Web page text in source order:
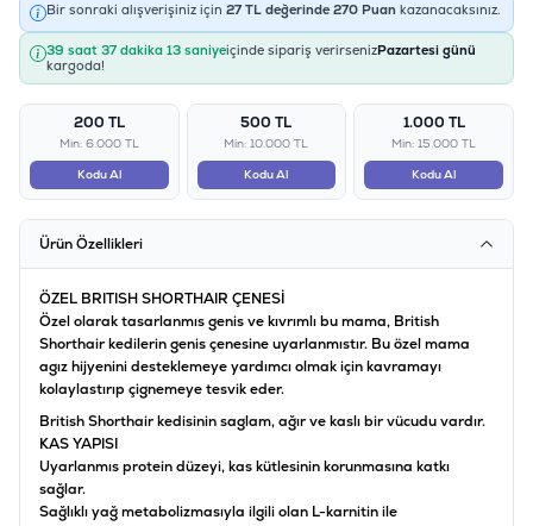
Bir sonraki alışverişiniz için 27TL değerinde 270 Puan kazanacaksınız.
39 saat 37 dakika 13 saniyeiçinde sipariş verirsenizPazartesi günü
kargoda!
200 TL
Min: 6.000 TL
Kodu Al
500 TL
Min: 10.000 TL
Kodu Al
1.000 TL
Min: 15.000 TL
Kodu Al
Ürün Özellikleri
ÖZEL BRITISH SHORTHAIR ÇENESİ
Özel olarak tasarlanmıs genis ve kıvrımlı bu mama, British
Shorthair kedilerin genis çenesine uyarlanmıstır. Bu özel mama
agız hijyenini desteklemeye yardımcı olmak için kavramayı
kolaylastırıp çignemeye tesvik eder.
British Shorthair kedisinin saglam, ağır ve kaslı bir vücudu vardır.
KAS YAPISI
Uyarlanmıs protein düzeyi, kas kütlesinin korunmasına katkı
sağlar.
Sağlıklı yağ metabolizmasıyla ilgili olan L-karnitin ile